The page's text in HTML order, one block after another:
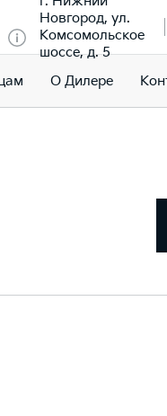
Новгород, ул.
Комсомольское
шоссе, д. 5
О Дилере